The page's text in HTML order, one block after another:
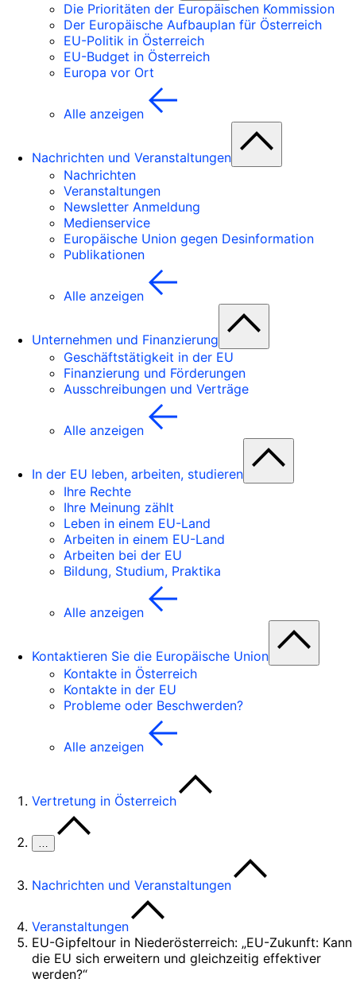
Die Prioritäten der Europäischen Kommission
Der Europäische Aufbauplan für Österreich
EU-Politik in Österreich
EU-Budget in Österreich
Europa vor Ort
Alle anzeigen
Nachrichten und Veranstaltungen
Nachrichten
Veranstaltungen
Newsletter Anmeldung
Medienservice
Europäische Union gegen Desinformation
Publikationen
Alle anzeigen
Unternehmen und Finanzierung
Geschäftstätigkeit in der EU
Finanzierung und Förderungen
Ausschreibungen und Verträge
Alle anzeigen
In der EU leben, arbeiten, studieren
Ihre Rechte
Ihre Meinung zählt
Leben in einem EU-Land
Arbeiten in einem EU-Land
Arbeiten bei der EU
Bildung, Studium, Praktika
Alle anzeigen
Kontaktieren Sie die Europäische Union
Kontakte in Österreich
Kontakte in der EU
Probleme oder Beschwerden?
Alle anzeigen
Vertretung in Österreich
…
Nachrichten und Veranstaltungen
Veranstaltungen
EU-Gipfeltour in Niederösterreich: „EU-Zukunft: Kann
die EU sich erweitern und gleichzeitig effektiver
werden?“